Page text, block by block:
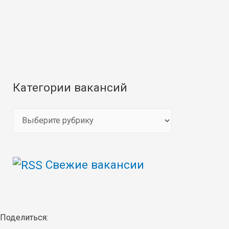
Категории вакансий
е
р
Свежие вакансии
Поделиться: